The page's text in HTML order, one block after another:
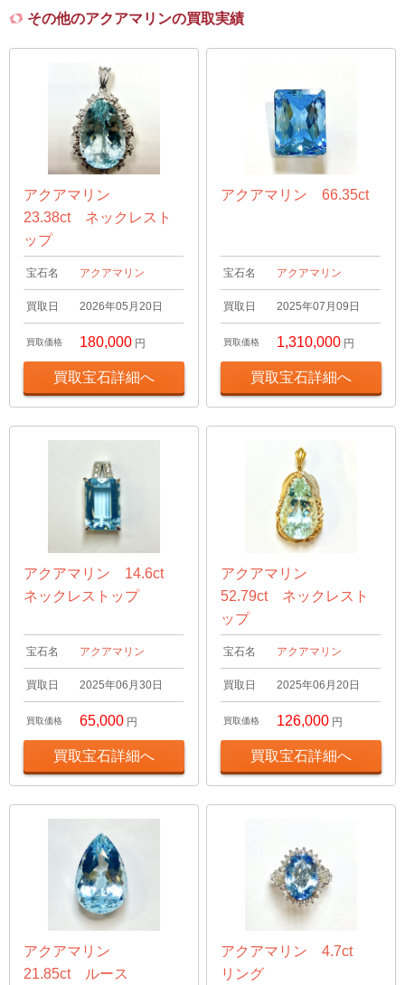
その他のアクアマリンの買取実績
アクアマリン
23.38ct ネックレスト
ップ
宝石名 アクアマリン
買取日 2026年05月20日
買取価格 180,000 円
買取宝石詳細へ
アクアマリン 66.35ct
宝石名 アクアマリン
買取日 2025年07月09日
買取価格 1,310,000 円
買取宝石詳細へ
アクアマリン 14.6ct
ネックレストップ
宝石名 アクアマリン
買取日 2025年06月30日
買取価格 65,000 円
買取宝石詳細へ
アクアマリン
52.79ct ネックレスト
ップ
宝石名 アクアマリン
買取日 2025年06月20日
買取価格 126,000 円
買取宝石詳細へ
アクアマリン
21.85ct ルース
アクアマリン 4.7ct
リング